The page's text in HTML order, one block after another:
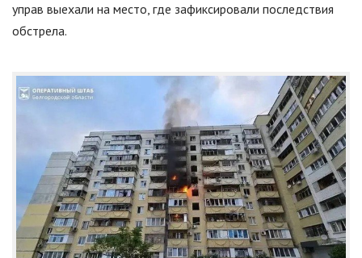
управ выехали на место, где зафиксировали последствия
обстрела.